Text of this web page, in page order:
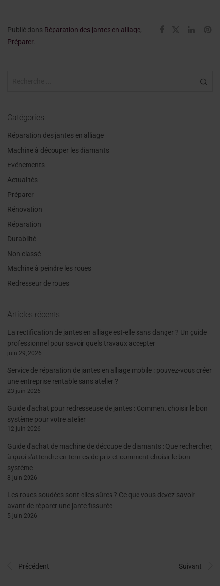
Publié dans Réparation des jantes en alliage,
Préparer.
Catégories
Réparation des jantes en alliage
Machine à découper les diamants
Evénements
Actualités
Préparer
Rénovation
Réparation
Durabilité
Non classé
Machine à peindre les roues
Redresseur de roues
Articles récents
La rectification de jantes en alliage est-elle sans danger ? Un guide
professionnel pour savoir quels travaux accepter
juin 29, 2026
Service de réparation de jantes en alliage mobile : pouvez-vous créer
une entreprise rentable sans atelier ?
23 juin 2026
Guide d'achat pour redresseuse de jantes : Comment choisir le bon
système pour votre atelier
12 juin 2026
Guide d'achat de machine de découpe de diamants : Que rechercher,
à quoi s'attendre en termes de prix et comment choisir le bon
système
8 juin 2026
Les roues soudées sont-elles sûres ? Ce que vous devez savoir
avant de réparer une jante fissurée
5 juin 2026
Précédent Suivant